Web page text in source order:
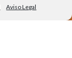
Aviso Legal